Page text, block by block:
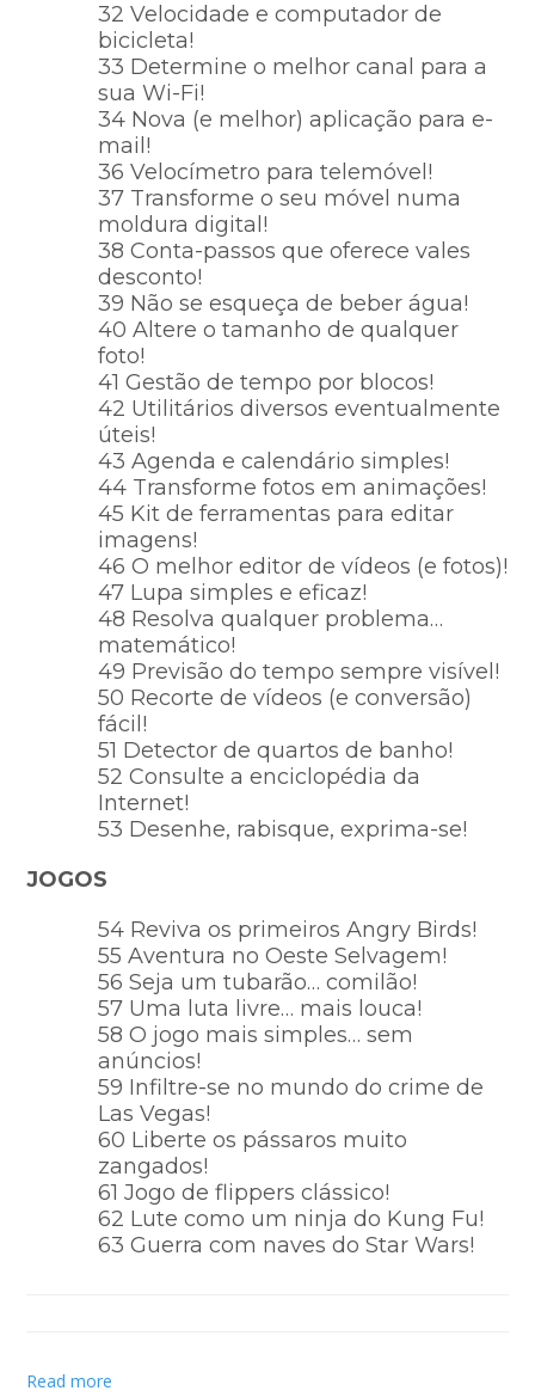
32 Velocidade e computador de
bicicleta!
33 Determine o melhor canal para a
sua Wi-Fi!
34 Nova (e melhor) aplicação para e-
mail!
36 Velocímetro para telemóvel!
37 Transforme o seu móvel numa
moldura digital!
38 Conta-passos que oferece vales
desconto!
39 Não se esqueça de beber água!
40 Altere o tamanho de qualquer
foto!
41 Gestão de tempo por blocos!
42 Utilitários diversos eventualmente
úteis!
43 Agenda e calendário simples!
44 Transforme fotos em animações!
45 Kit de ferramentas para editar
imagens!
46 O melhor editor de vídeos (e fotos)!
47 Lupa simples e eficaz!
48 Resolva qualquer problema…
matemático!
49 Previsão do tempo sempre visível!
50 Recorte de vídeos (e conversão)
fácil!
51 Detector de quartos de banho!
52 Consulte a enciclopédia da
Internet!
53 Desenhe, rabisque, exprima-se!
JOGOS
54 Reviva os primeiros Angry Birds!
55 Aventura no Oeste Selvagem!
56 Seja um tubarão… comilão!
57 Uma luta livre… mais louca!
58 O jogo mais simples… sem
anúncios!
59 Infiltre-se no mundo do crime de
Las Vegas!
60 Liberte os pássaros muito
zangados!
61 Jogo de flippers clássico!
62 Lute como um ninja do Kung Fu!
63 Guerra com naves do Star Wars!
Read more